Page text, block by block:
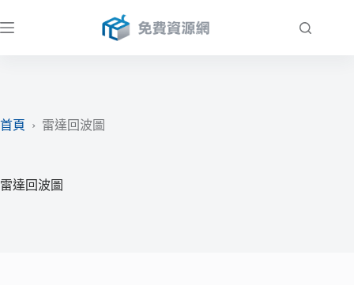
至
首頁
› 雷達回波圖
雷達回波圖